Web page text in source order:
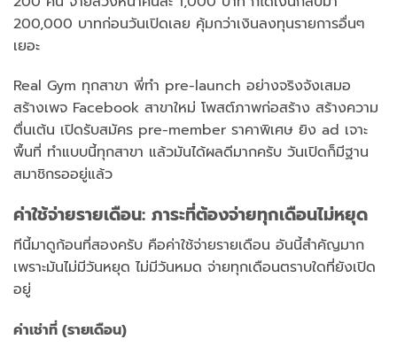
200,000 บาทก่อนวันเปิดเลย คุ้มกว่าเงินลงทุนรายการอื่นๆ
เยอะ
Real Gym ทุกสาขา พี่ทำ pre-launch อย่างจริงจังเสมอ
สร้างเพจ Facebook สาขาใหม่ โพสต์ภาพก่อสร้าง สร้างความ
ตื่นเต้น เปิดรับสมัคร pre-member ราคาพิเศษ ยิง ad เจาะ
พื้นที่ ทำแบบนี้ทุกสาขา แล้วมันได้ผลดีมากครับ วันเปิดก็มีฐาน
สมาชิกรออยู่แล้ว
ค่าใช้จ่ายรายเดือน: ภาระที่ต้องจ่ายทุกเดือนไม่หยุด
ทีนี้มาดูก้อนที่สองครับ คือค่าใช้จ่ายรายเดือน อันนี้สำคัญมาก
เพราะมันไม่มีวันหยุด ไม่มีวันหมด จ่ายทุกเดือนตราบใดที่ยังเปิด
อยู่
ค่าเช่าที่ (รายเดือน)